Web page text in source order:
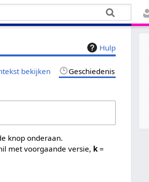
Hulp
bekijken Geschiedenis
knop onderaan.
met voorgaande versie, k =